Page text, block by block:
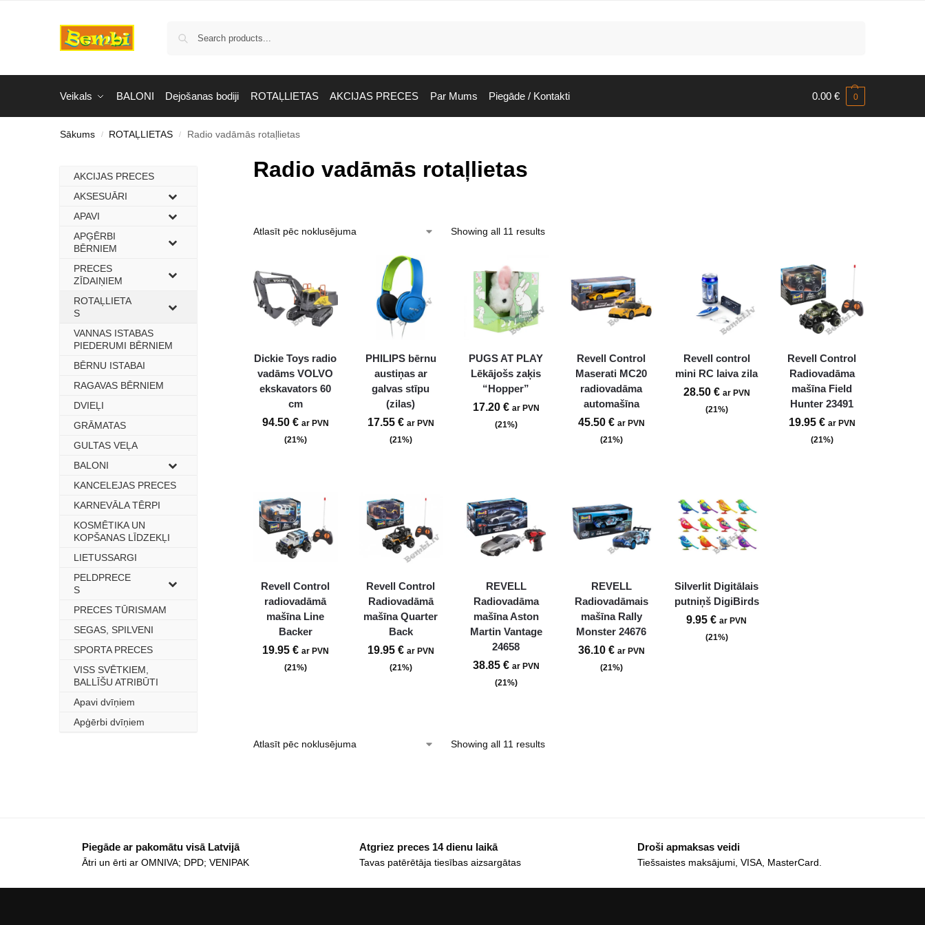
Veikals BALONI Dejošanas bodiji ROTAĻLIETAS AKCIJAS PRECES Par Mums Piegāde / Kontakti 0.00 € 0
Sākums / ROTAĻLIETAS / Radio vadāmās rotaļlietas
Radio vadāmās rotaļlietas
Showing all 11 results
Dickie Toys radio
vadāms VOLVO
ekskavators 60
cm
94.50 € ar PVN
(21%)
PHILIPS bērnu
austiņas ar
galvas stīpu
(zilas)
17.55 € ar PVN
(21%)
PUGS AT PLAY
Lēkājošs zaķis
“Hopper”
17.20 € ar PVN
(21%)
Revell Control
Maserati MC20
radiovadāma
automašīna
45.50 € ar PVN
(21%)
Revell control
mini RC laiva zila
28.50 € ar PVN
(21%)
Revell Control
Radiovadāma
mašīna Field
Hunter 23491
19.95 € ar PVN
(21%)
Revell Control
radiovadāmā
mašīna Line
Backer
19.95 € ar PVN
(21%)
Revell Control
Radiovadāmā
mašīna Quarter
Back
19.95 € ar PVN
(21%)
REVELL
Radiovadāma
mašīna Aston
Martin Vantage
24658
38.85 € ar PVN
(21%)
REVELL
Radiovadāmais
mašīna Rally
Monster 24676
36.10 € ar PVN
(21%)
Silverlit Digitālais
putniņš DigiBirds
9.95€ ar PVN
(21%)
Showing all 11 results
AKCIJAS PRECES
–
AKSESUĀRI
–
APAVI
–
APĢĒRBI
BĒRNIEM
–
PRECES
ZĪDAIŅIEM
–
ROTAĻLIETA
S
–
VANNAS ISTABAS
PIEDERUMI BĒRNIEM
–
BĒRNU ISTABAI
–
RAGAVAS BĒRNIEM
–
DVIEĻI
–
GRĀMATAS
–
GULTAS VEĻA
–
BALONI
–
KANCELEJAS PRECES
–
KARNEVĀLA TĒRPI
–
KOSMĒTIKA UN
KOPŠANAS LĪDZEKĻI
–
LIETUSSARGI
–
PELDPRECE
S
–
PRECES TŪRISMAM
–
SEGAS, SPILVENI
–
SPORTA PRECES
–
VISS SVĒTKIEM,
BALLĪŠU ATRIBŪTI
–
Apavi dvīņiem
–
Apģērbi dvīņiem
–
Piegāde ar pakomātu visā Latvijā
Ātri un ērti ar OMNIVA; DPD; VENIPAK
Atgriez preces 14 dienu laikā
Tavas patērētāja tiesības aizsargātas
Droši apmaksas veidi
Tiešsaistes maksājumi, VISA, MasterCard.